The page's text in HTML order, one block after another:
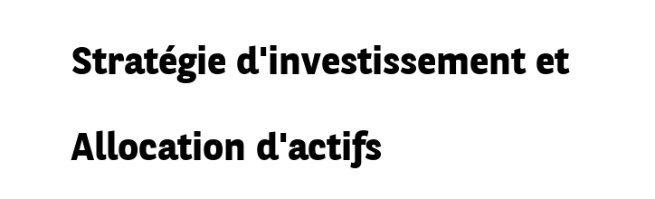
Stratégie d'investissement et
Allocation d'actifs